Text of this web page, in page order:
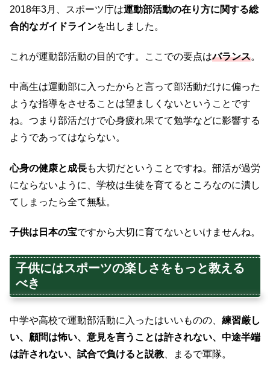
2018年3月、スポーツ庁は運動部活動の在り方に関する総
合的なガイドラインを出しました。
これが運動部活動の目的です。ここでの要点はバランス。
中高生は運動部に入ったからと言って部活動だけに偏った
ような指導をさせることは望ましくないということです
ね。つまり部活だけで心身疲れ果てて勉学などに影響する
ようであってはならない。
心身の健康と成長も大切だということですね。部活が過労
にならないように、学校は生徒を育てるところなのに潰し
てしまったら全て無駄。
子供は日本の宝ですから大切に育てないといけませんね。
子供にはスポーツの楽しさをもっと教える
べき
中学や高校で運動部活動に入ったはいいものの、 練習厳し
い、顧問は怖い、意見を言うことは許されない、中途半端
は許されない、試合で負けると説教 、まるで軍隊。